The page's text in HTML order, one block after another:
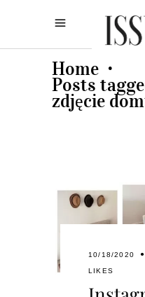
Home •
Posts
zdjęcie
10/18/2020
LIKES